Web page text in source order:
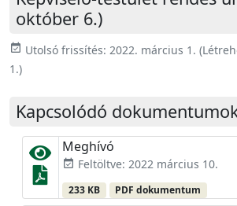
október 6.)
event_available Utolsó frissítés: 2022. március 1.
1.)
Kapcsolódó
Meghívó
event_available Feltöltve: 2022 március 10.
233 KB PDF dokumentum